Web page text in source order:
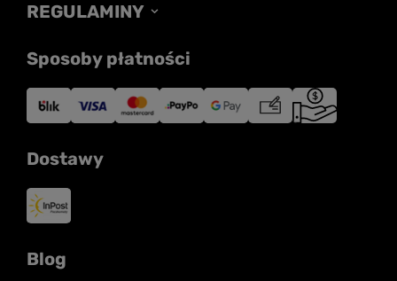
REGULAMINY
Sposoby płatności
Dostawy
Blog